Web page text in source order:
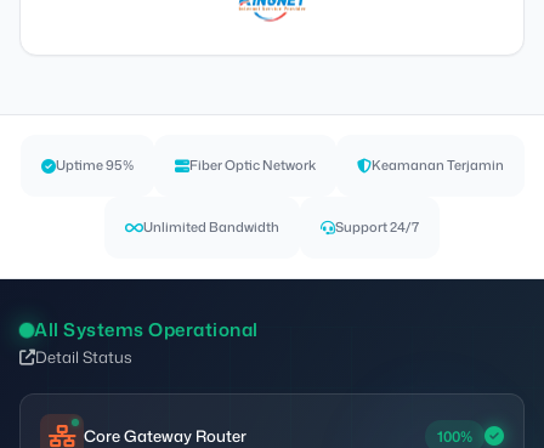
Uptime 95% Fiber Optic Network Keamanan Terjamin
Unlimited Bandwidth Support 24/7
All Systems Operational
Detail Status
Core Gateway Router 100%